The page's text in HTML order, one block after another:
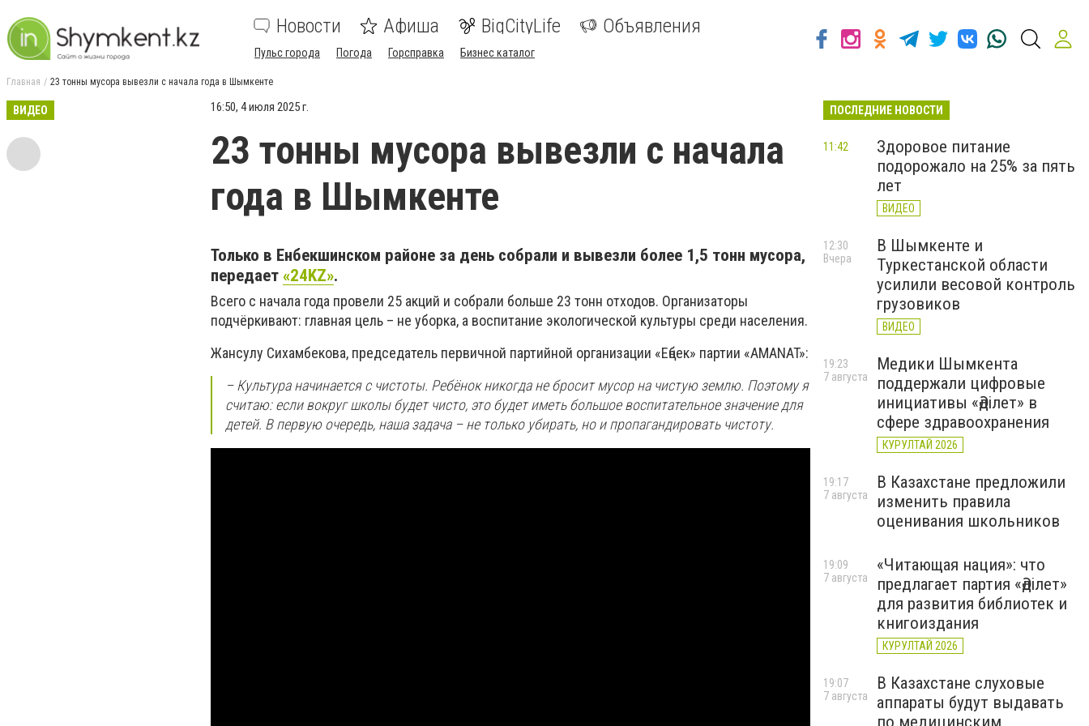
Новости Афиша BigCityLife Объявления
Пульс города Погода Горсправка Бизнес каталог
Главная 23 тонны мусора вывезли с начала года в Шымкенте
ВИДЕО 16:50, 4 июля 2025 г.
23 тонны мусора вывезли с начала
года в Шымкенте
Только в Енбекшинском районе за день собрали и вывезли более 1,5 тонн мусора,
передает «24KZ».
Всего с начала года провели 25 акций и собрали больше 23 тонн отходов. Организаторы
подчёркивают: главная цель – не уборка, а воспитание экологической культуры среди населения.
Жансулу Сихамбекова, председатель первичной партийной организации «Еңбек» партии «AMANAT»:
– Культура начинается с чистоты. Ребёнок никогда не бросит мусор на чистую землю. Поэтому я
считаю: если вокруг школы будет чисто, это будет иметь большое воспитательное значение для
детей. В первую очередь, наша задача – не только убирать, но и пропагандировать чистоту.
ПОСЛЕДНИЕ НОВОСТИ
Здоровое питание
подорожало на 25% за пять
лет
ВИДЕО
11:42
В Шымкенте и
Туркестанской области
усилили весовой контроль
грузовиков
ВИДЕО
12:30
Вчера
Медики Шымкента
поддержали цифровые
инициативы «Әділет» в
сфере здравоохранения
КУРУЛТАЙ 2026
19:23
7 августа
В Казахстане предложили
изменить правила
оценивания школьников
19:17
7 августа
«Читающая нация»: что
предлагает партия «Әділет»
для развития библиотек и
книгоиздания
КУРУЛТАЙ 2026
19:09
7 августа
В Казахстане слуховые
аппараты будут выдавать
по медицинским
19:07
7 августа